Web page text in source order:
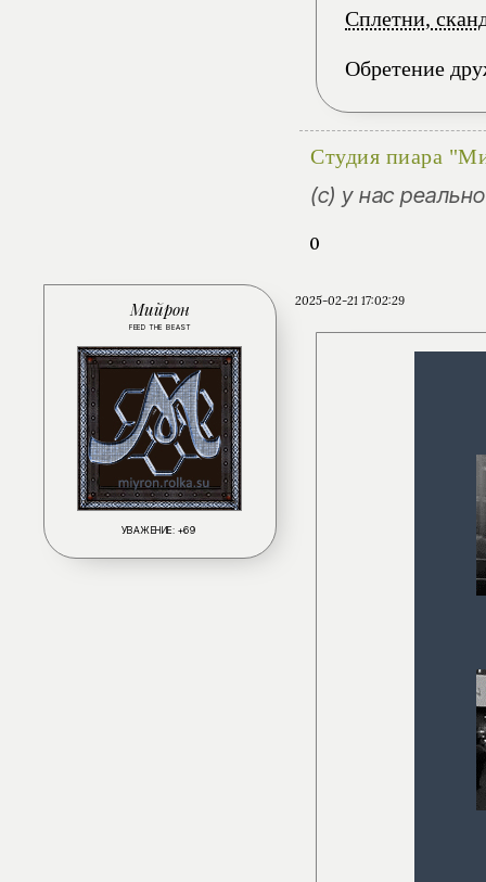
Сплетни,
Обретение
Студия пиара
(с) у нас
0
2025-02-21 17:02:29
Мийрон
FEED THE BEAST
УВАЖЕНИЕ: +69